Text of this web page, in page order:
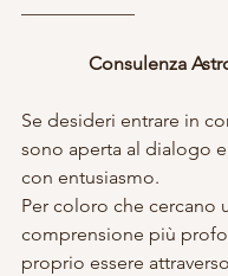
Consulenza
Se desideri entrare in
sono aperta al dialogo
con entusiasmo.
Per coloro che cercano
comprensione più
proprio essere